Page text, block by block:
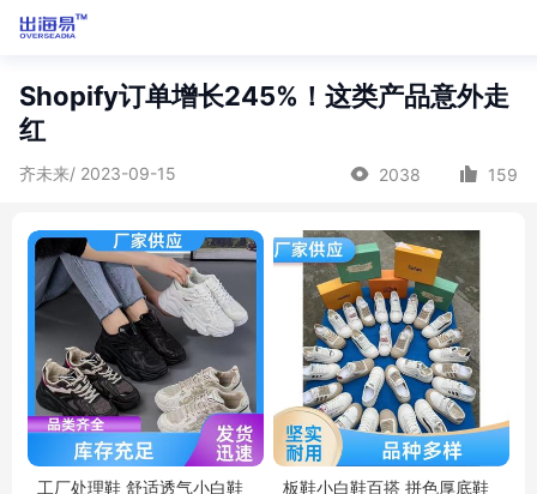
Shopify订单增长245%！这类产品意外走
红
齐未来/ 2023-09-15 2038 159
工厂处理鞋 舒适透气小白鞋
板鞋小白鞋百搭 拼色厚底鞋